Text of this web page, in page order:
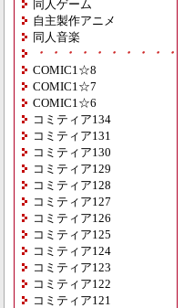
同人ゲーム
自主製作アニメ
同人音楽
・・・・・・・・・
COMIC1☆8
COMIC1☆7
COMIC1☆6
コミティア134
コミティア131
コミティア130
コミティア129
コミティア128
コミティア127
コミティア126
コミティア125
コミティア124
コミティア123
コミティア122
コミティア121